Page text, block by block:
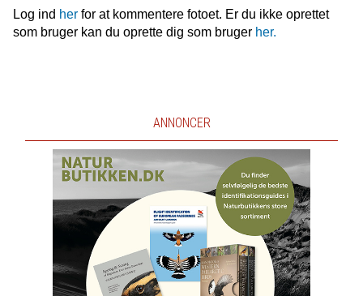
Log ind herfor at kommentere fotoet. Er du ikke oprettet
som bruger kan du oprette dig som bruger her.
ANNONCER